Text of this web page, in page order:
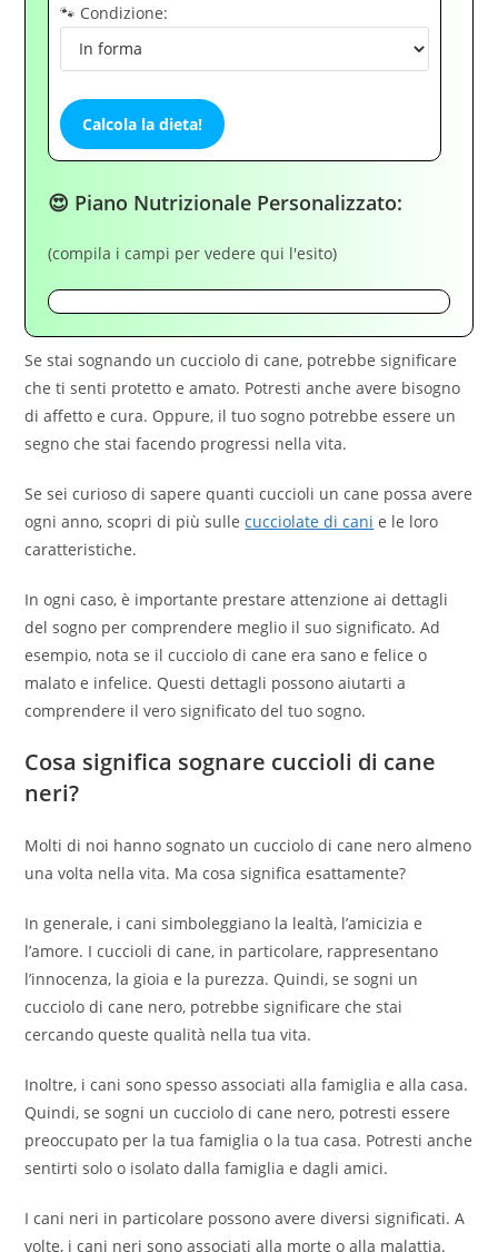
🐾 Condizione:
Calcola la dieta!
😍 Piano Nutrizionale Personalizzato:
(compila i campi per vedere qui l'esito)
Se stai sognando un cucciolo di cane, potrebbe significare
che ti senti protetto e amato. Potresti anche avere bisogno
di affetto e cura. Oppure, il tuo sogno potrebbe essere un
segno che stai facendo progressi nella vita.
Se sei curioso di sapere quanti cuccioli un cane possa avere
ogni anno, scopri di più sullecucciolate di cani e le loro
caratteristiche.
In ogni caso, è importante prestare attenzione ai dettagli
del sogno per comprendere meglio il suo significato. Ad
esempio, nota se il cucciolo di cane era sano e felice o
malato e infelice. Questi dettagli possono aiutarti a
comprendere il vero significato del tuo sogno.
Cosa significa sognare cuccioli di cane
neri?
Molti di noi hanno sognato un cucciolo di cane nero almeno
una volta nella vita. Ma cosa significa esattamente?
In generale, i cani simboleggiano la lealtà, l’amicizia e
l’amore. I cuccioli di cane, in particolare, rappresentano
l’innocenza, la gioia e la purezza. Quindi, se sogni un
cucciolo di cane nero, potrebbe significare che stai
cercando queste qualità nella tua vita.
Inoltre, i cani sono spesso associati alla famiglia e alla casa.
Quindi, se sogni un cucciolo di cane nero, potresti essere
preoccupato per la tua famiglia o la tua casa. Potresti anche
sentirti solo o isolato dalla famiglia e dagli amici.
I cani neri in particolare possono avere diversi significati. A
volte, i cani neri sono associati alla morte o alla malattia.